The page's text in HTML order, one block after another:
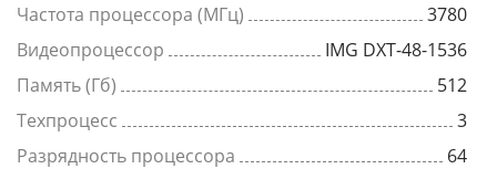
Частота процессора (МГц)
3780
Видеопроцессор
IMG DXT-48-1536
Память (Гб)
512
Техпроцесс
3
Разрядность процессора
64